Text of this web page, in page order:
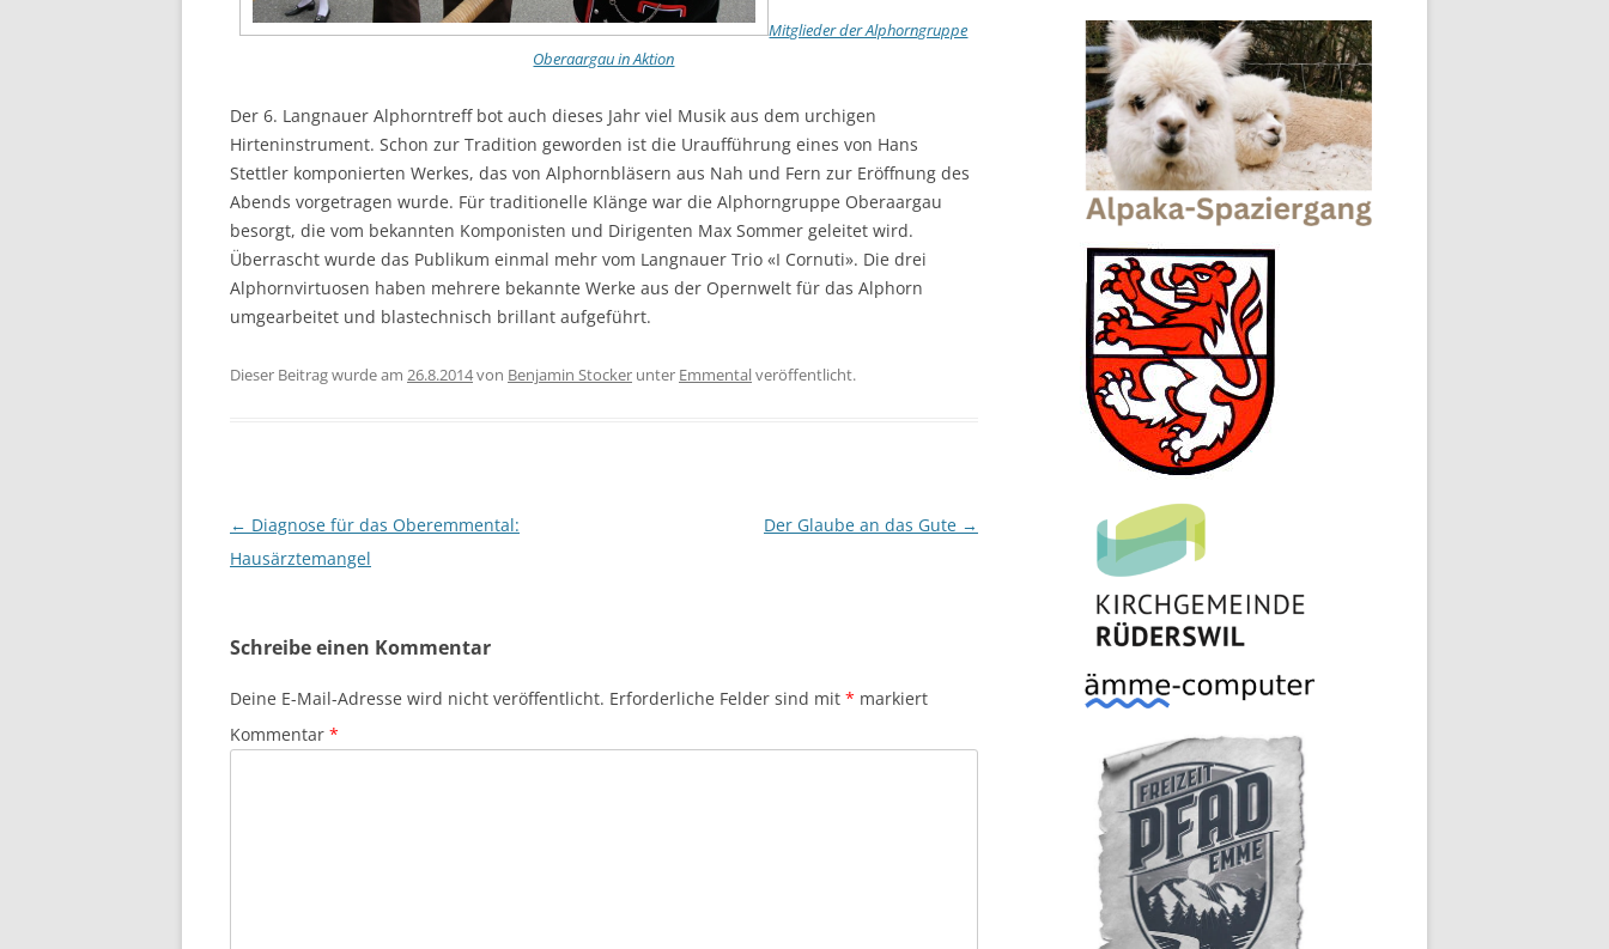
Mitglieder der Alphorngruppe
Oberaargau in Aktion
Der 6. Langnauer Alphorntreff bot auch dieses Jahr viel Musik aus dem urchigen
Hirteninstrument. Schon zur Tradition geworden ist die Uraufführung eines von Hans
Stettler komponierten Werkes, das von Alphornbläsern aus Nah und Fern zur Eröffnung des
Abends vorgetragen wurde. Für traditionelle Klänge war die Alphorngruppe Oberaargau
besorgt, die vom bekannten Komponisten und Dirigenten Max Sommer geleitet wird.
Überrascht wurde das Publikum einmal mehr vom Langnauer Trio «I Cornuti». Die drei
Alphornvirtuosen haben mehrere bekannte Werke aus der Opernwelt für das Alphorn
umgearbeitet und blastechnisch brillant aufgeführt.
Dieser Beitrag wurde am 26.8.2014von Benjamin Stocker unter Emmentalveröffentlicht.
Beitragsnavigation
← Diagnose für das Oberemmental:
Hausärztemangel
Der Glaube an das Gute →
Schreibe einen Kommentar
Deine E-Mail-Adresse wird nicht veröffentlicht. Erforderliche Felder sind mit * markiert
Kommentar *